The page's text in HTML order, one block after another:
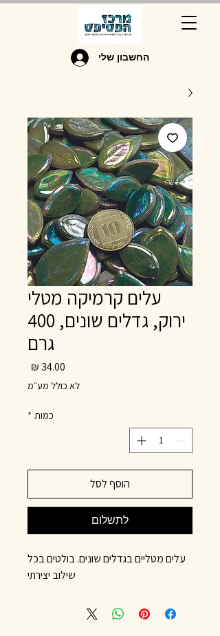
החשבון שלי
עלים קרמיקה מטלי
ירוק, גדלים שונים, 400
גרם
לא כולל מע״מ
כמות *
הוסף לסל
לתשלום
עלים מטליים בגדלים שונים. בולטים בכל
שילוב יצירתי